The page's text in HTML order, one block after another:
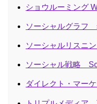
ショウルーミング
ソーシャルグラフ
ソーシャルリスニ
ソーシャル戦略
ダイレクト・マー